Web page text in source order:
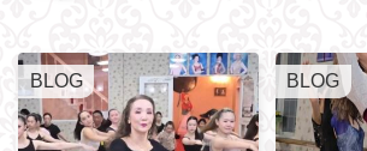
BLOG BLOG